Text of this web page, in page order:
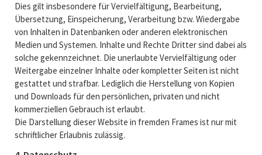
Dies gilt insbesondere für Vervielfältigung, Bearbeitung,
Übersetzung, Einspeicherung, Verarbeitung bzw. Wiedergabe
von Inhalten in Datenbanken oder anderen elektronischen
Medien und Systemen. Inhalte und Rechte Dritter sind dabei als
solche gekennzeichnet. Die unerlaubte Vervielfältigung oder
Weitergabe einzelner Inhalte oder kompletter Seiten ist nicht
gestattet und strafbar. Lediglich die Herstellung von Kopien
und Downloads für den persönlichen, privaten und nicht
kommerziellen Gebrauch ist erlaubt.
Die Darstellung dieser Website in fremden Frames ist nur mit
schriftlicher Erlaubnis zulässig.